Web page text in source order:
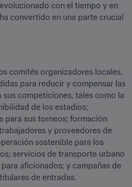
con el tiempo y en
convertido en una parte crucial
comités organizadores locales,
para reducir y compensar las
sus competiciones, tales como la
de los estadios;
para sus torneos; formación
y proveedores de
sostenible para los
servicios de transporte urbano
aficionados; y campañas de
de entradas.